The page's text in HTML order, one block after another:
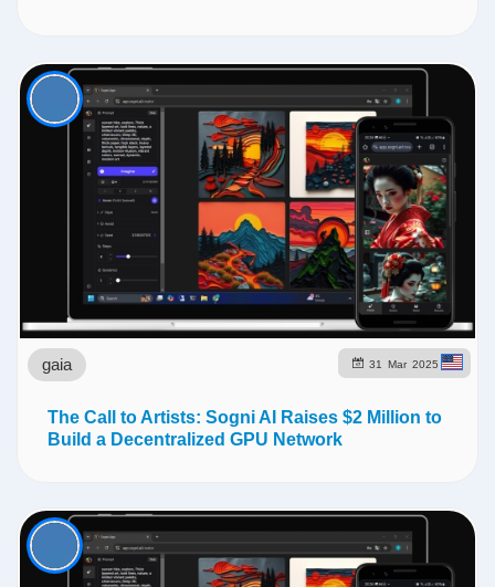
31 Mar 2025
gaia
The Call to Artists: Sogni AI Raises $2 Million to
Build a Decentralized GPU Network